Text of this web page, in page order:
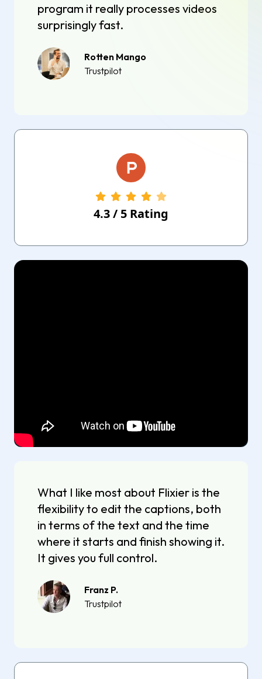
program it really processes videos
surprisingly fast.
Rotten Mango
Trustpilot
4.3/ 5 Rating
What I like most about Flixier is the
flexibility to edit the captions, both
in terms of the text and the time
where it starts and finish showing it.
It gives you full control.
Franz P.
Trustpilot